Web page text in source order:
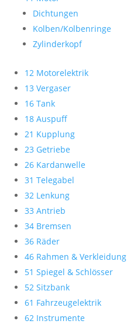
Dichtungen
Kolben/Kolbenringe
Zylinderkopf
12 Motorelektrik
13 Vergaser
16 Tank
18 Auspuff
21 Kupplung
23 Getriebe
26 Kardanwelle
31 Telegabel
32 Lenkung
33 Antrieb
34 Bremsen
36 Räder
46 Rahmen & Verkleidung
51 Spiegel & Schlösser
52 Sitzbank
61 Fahrzeugelektrik
62 Instrumente